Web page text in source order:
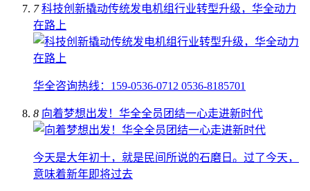
7 科技创新撬动传统发电机组行业转型升级，华全动力
在路上
华全咨询热线：159-0536-0712 0536-8185701
8 向着梦想出发！华全全员团结一心走进新时代
今天是大年初十，就是民间所说的石磨日。过了今天，
意味着新年即将过去